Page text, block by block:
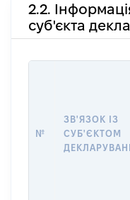
2.2.
суб'єкта
№
ЗВ'ЯЗОК ІЗ
СУБ'ЄКТОМ